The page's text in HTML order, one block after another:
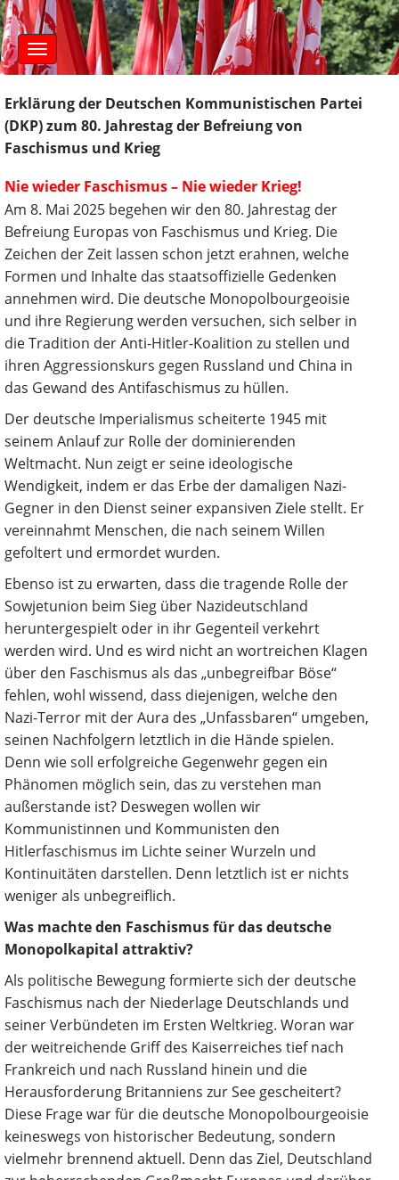
M
a
i
n
e
n
u
S
k
i
p
o
c
t
e
n
Erklärung der Deutschen Kommunistischen Partei
(DKP) zum 80. Jahrestag der Befreiung von
Faschismus und Krieg
Nie wieder Faschismus – Nie wieder Krieg!
Am 8. Mai 2025 begehen wir den 80. Jahrestag der
Befreiung Europas von Faschismus und Krieg. Die
Zeichen der Zeit lassen schon jetzt erahnen, welche
Formen und Inhalte das staatsoffizielle Gedenken
annehmen wird. Die deutsche Monopolbourgeoisie
und ihre Regierung werden versuchen, sich selber in
die Tradition der Anti-Hitler-Koalition zu stellen und
ihren Aggressionskurs gegen Russland und China in
das Gewand des Antifaschismus zu hüllen.
Der deutsche Imperialismus scheiterte 1945 mit
seinem Anlauf zur Rolle der dominierenden
Weltmacht. Nun zeigt er seine ideologische
Wendigkeit, indem er das Erbe der damaligen Nazi-
Gegner in den Dienst seiner expansiven Ziele stellt. Er
vereinnahmt Menschen, die nach seinem Willen
gefoltert und ermordet wurden.
Ebenso ist zu erwarten, dass die tragende Rolle der
Sowjetunion beim Sieg über Nazideutschland
heruntergespielt oder in ihr Gegenteil verkehrt
werden wird. Und es wird nicht an wortreichen Klagen
über den Faschismus als das „unbegreifbar Böse“
fehlen, wohl wissend, dass diejenigen, welche den
Nazi-Terror mit der Aura des „Unfassbaren“ umgeben,
seinen Nachfolgern letztlich in die Hände spielen.
Denn wie soll erfolgreiche Gegenwehr gegen ein
Phänomen möglich sein, das zu verstehen man
außerstande ist? Deswegen wollen wir
Kommunistinnen und Kommunisten den
Hitlerfaschismus im Lichte seiner Wurzeln und
Kontinuitäten darstellen. Denn letztlich ist er nichts
weniger als unbegreiflich.
Was machte den Faschismus für das deutsche
Monopolkapital attraktiv?
Als politische Bewegung formierte sich der deutsche
Faschismus nach der Niederlage Deutschlands und
seiner Verbündeten im Ersten Weltkrieg. Woran war
der weitreichende Griff des Kaiserreiches tief nach
Frankreich und nach Russland hinein und die
Herausforderung Britanniens zur See gescheitert?
Diese Frage war für die deutsche Monopolbourgeoisie
keineswegs von historischer Bedeutung, sondern
vielmehr brennend aktuell. Denn das Ziel, Deutschland